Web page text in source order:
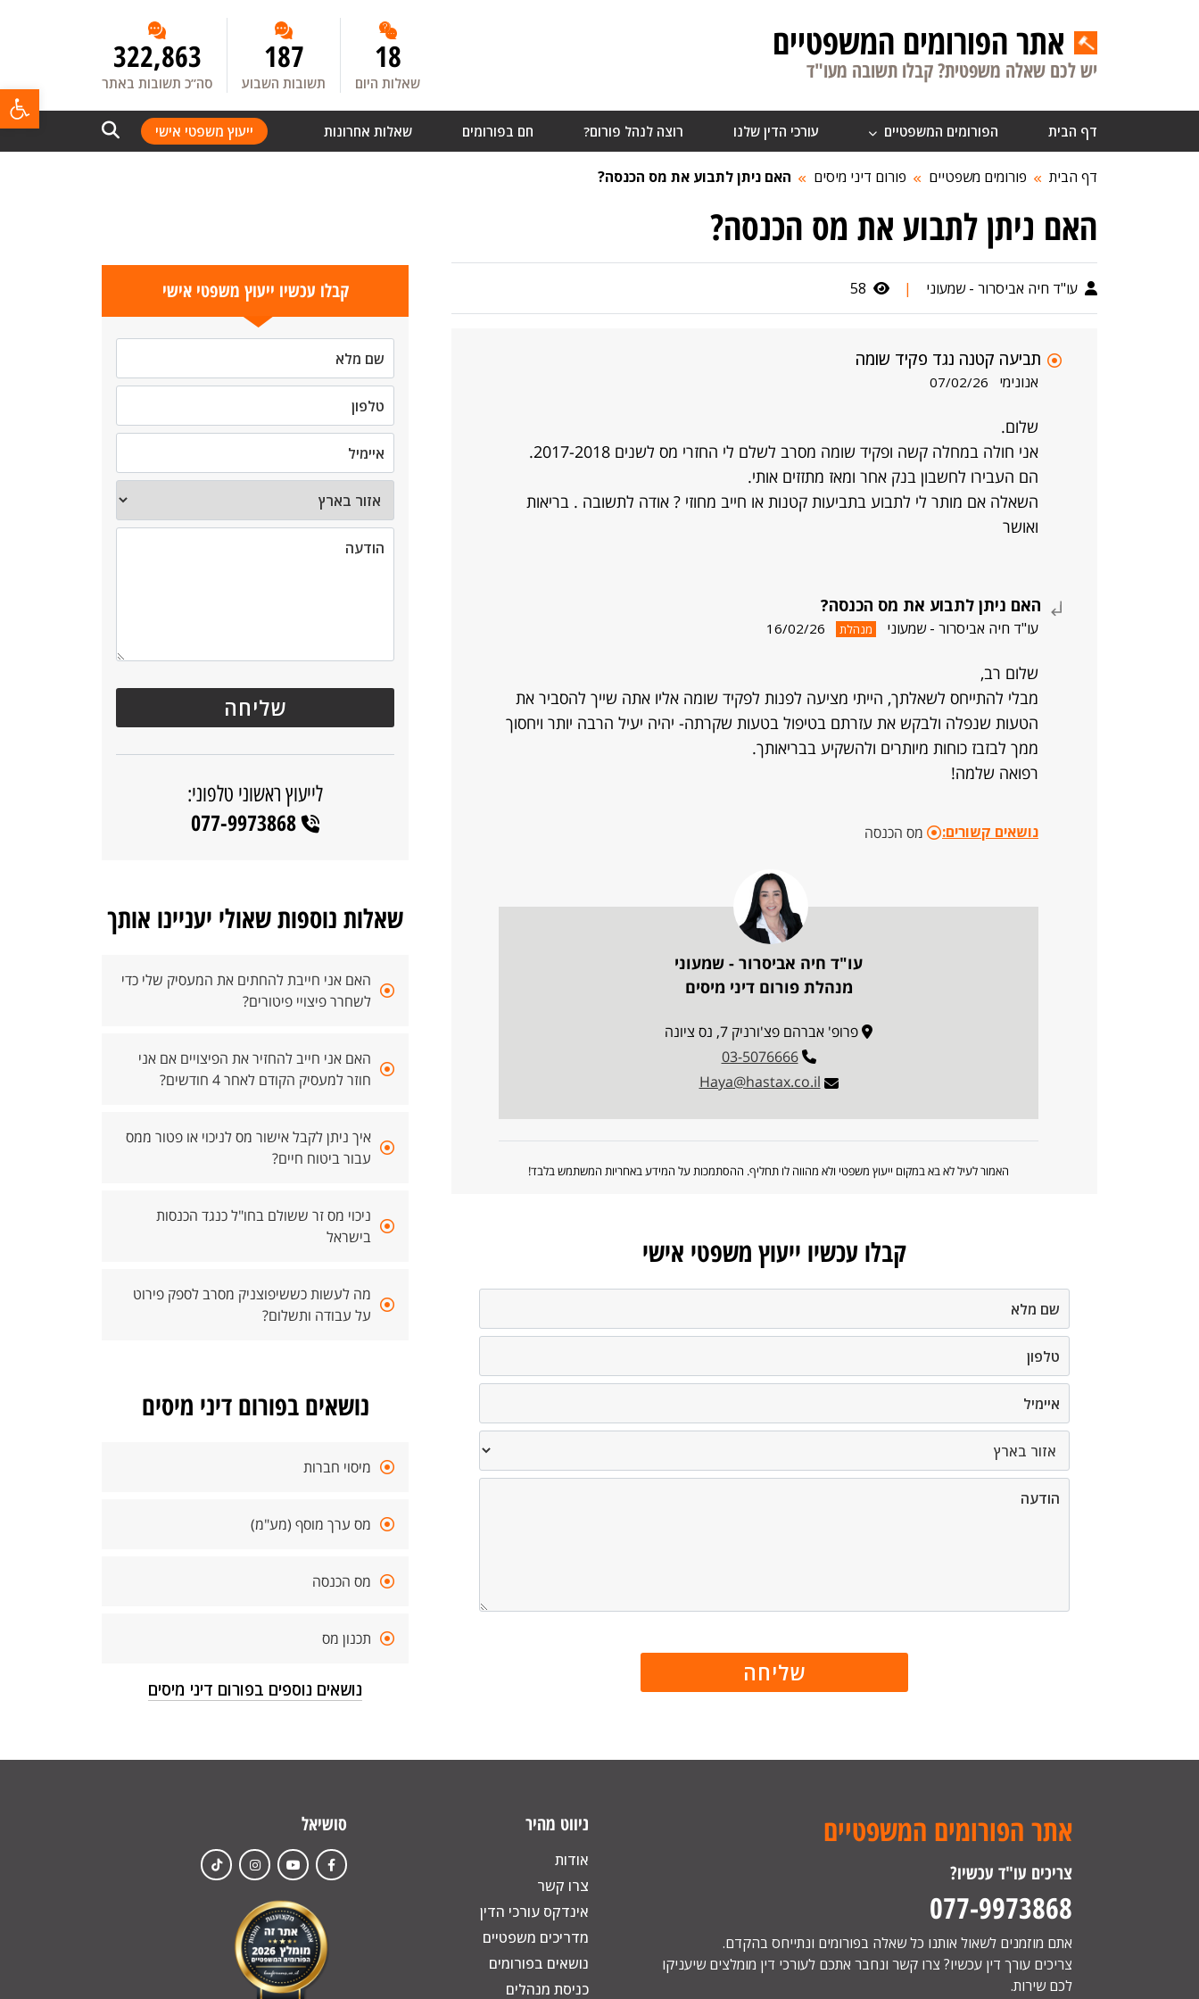
אתר הפורומים המשפטיים
יש לכם שאלה משפטית? קבלו תשובה מעו"ד 18
שאלות היום
187
תשובות השבוע
322,863
סה”כ תשובות באתר
דף הבית הפורומים המשפטיים עורכי הדין שלנו רוצה לנהל פורום? חם בפורומים שאלות אחרונות ייעוץ משפטי אישי
דף הבית פורומים משפטיים פורום דיני מיסים האם ניתן לתבוע את מס הכנסה?
האם ניתן לתבוע את מס הכנסה?
עו"ד חיה אביסרור - שמעוני |
58
תביעה קטנה נגד פקיד שומה
אנונימי 07/02/26
שלום.
אני חולה במחלה קשה ופקיד שומה מסרב לשלם לי החזרי מס לשנים 2017-2018.
הם העבירו לחשבון בנק אחר ומאז מתזזים אותי.
השאלה אם מותר לי לתבוע בתביעות קטנות או חייב מחוזי ? אודה לתשובה . בריאות
ואושר
האם ניתן לתבוע את מס הכנסה?
עו"ד חיה אביסרור - שמעוני מנהלת 16/02/26
שלום רב,
מבלי להתייחס לשאלתך, הייתי מציעה לפנות לפקיד שומה אליו אתה שייך להסביר את
הטעות שנפלה ולבקש את עזרתם בטיפול בטעות שקרתה- יהיה יעיל הרבה יותר ויחסוך
ממך לבזבז כוחות מיותרים ולהשקיע בבריאותך.
רפואה שלמה!
נושאים קשורים: מס הכנסה
עו"ד חיה אביסרור - שמעוני
מנהלת פורום דיני מיסים
פרופ' אברהם פצ'ורניק 7, נס ציונה
03-5076666
Haya@hastax.co.il
האמור לעיל לא בא במקום ייעוץ משפטי ולא מהווה לו תחליף. ההסתמכות על המידע באחריות המשתמש בלבד!
קבלו עכשיו ייעוץ משפטי אישי
קבלו עכשיו ייעוץ משפטי אישי
לייעוץ ראשוני טלפוני:
077-9973868
שאלות נוספות שאולי יעניינו אותך
האם אני חייבת להחתים את המעסיק שלי כדי
לשחרר פיצויי פיטורים?
האם אני חייב להחזיר את הפיצויים אם אני
חוזר למעסיק הקודם לאחר 4 חודשים?
איך ניתן לקבל אישור מס לניכוי או פטור ממס
עבור ביטוח חיים?
ניכוי מס זר ששולם בחו"ל כנגד הכנסות
בישראל
מה לעשות כששיפוצניק מסרב לספק פירוט
על עבודה ותשלום?
נושאים בפורום דיני מיסים
מיסוי חברות
מס ערך מוסף (מע"מ)
מס הכנסה
תכנון מס
נושאים נוספים בפורום דיני מיסים
אתר הפורומים המשפטיים
צריכים עו"ד עכשיו?
077-9973868
אתם מוזמנים לשאול אותנו כל שאלה בפורומים ונתייחס בהקדם.
צריכים עורך דין עכשיו? צרו קשר ונחבר אתכם לעורכי דין מומלצים שיעניקו
לכם שירות.
ניווט מהיר
אודות
צרו קשר
אינדקס עורכי הדין
מדריכים משפטיים
נושאים בפורומים
כניסת מנהלים
סושיאל